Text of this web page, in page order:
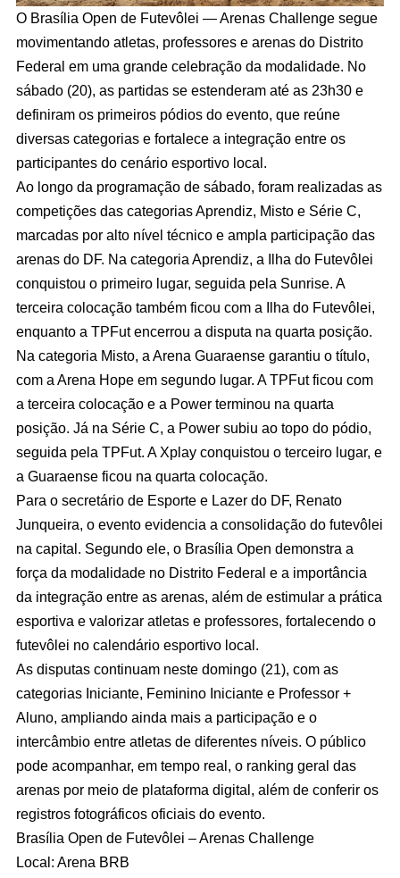
O Brasília Open de Futevôlei — Arenas Challenge segue
movimentando atletas, professores e arenas do Distrito
Federal em uma grande celebração da modalidade. No
sábado (20), as partidas se estenderam até as 23h30 e
definiram os primeiros pódios do evento, que reúne
diversas categorias e fortalece a integração entre os
participantes do cenário esportivo local.
Ao longo da programação de sábado, foram realizadas as
competições das categorias Aprendiz, Misto e Série C,
marcadas por alto nível técnico e ampla participação das
arenas do DF. Na categoria Aprendiz, a Ilha do Futevôlei
conquistou o primeiro lugar, seguida pela Sunrise. A
terceira colocação também ficou com a Ilha do Futevôlei,
enquanto a TPFut encerrou a disputa na quarta posição.
Na categoria Misto, a Arena Guaraense garantiu o título,
com a Arena Hope em segundo lugar. A TPFut ficou com
a terceira colocação e a Power terminou na quarta
posição. Já na Série C, a Power subiu ao topo do pódio,
seguida pela TPFut. A Xplay conquistou o terceiro lugar, e
a Guaraense ficou na quarta colocação.
Para o secretário de Esporte e Lazer do DF, Renato
Junqueira, o evento evidencia a consolidação do futevôlei
na capital. Segundo ele, o Brasília Open demonstra a
força da modalidade no Distrito Federal e a importância
da integração entre as arenas, além de estimular a prática
esportiva e valorizar atletas e professores, fortalecendo o
futevôlei no calendário esportivo local.
As disputas continuam neste domingo (21), com as
categorias Iniciante, Feminino Iniciante e Professor +
Aluno, ampliando ainda mais a participação e o
intercâmbio entre atletas de diferentes níveis. O público
pode acompanhar, em tempo real, o ranking geral das
arenas por meio de plataforma digital, além de conferir os
registros fotográficos oficiais do evento.
Brasília Open de Futevôlei – Arenas Challenge
Local: Arena BRB